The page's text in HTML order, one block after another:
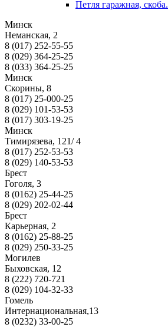
Петля гаражная, скоба.
Минск
Неманская, 2
8 (017) 252-55-55
8 (029) 364-25-25
8 (033) 364-25-25
Минск
Скорины, 8
8 (017) 25-000-25
8 (029) 101-53-53
8 (017) 303-19-25
Минск
Тимирязева, 121/ 4
8 (017) 252-53-53
8 (029) 140-53-53
Брест
Гоголя, 3
8 (0162) 25-44-25
8 (029) 202-02-44
Брест
Карьерная, 2
8 (0162) 25-88-25
8 (029) 250-33-25
Могилев
Быховская, 12
8 (222) 720-721
8 (029) 104-32-33
Гомель
Интернациональная,13
8 (0232) 33-00-25